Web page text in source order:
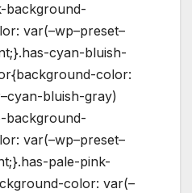
background-
var(–wp–preset–
cyan-bluish-
color:
bluish-gray)
background-
var(–wp–preset–
pale-pink-
color: var(–